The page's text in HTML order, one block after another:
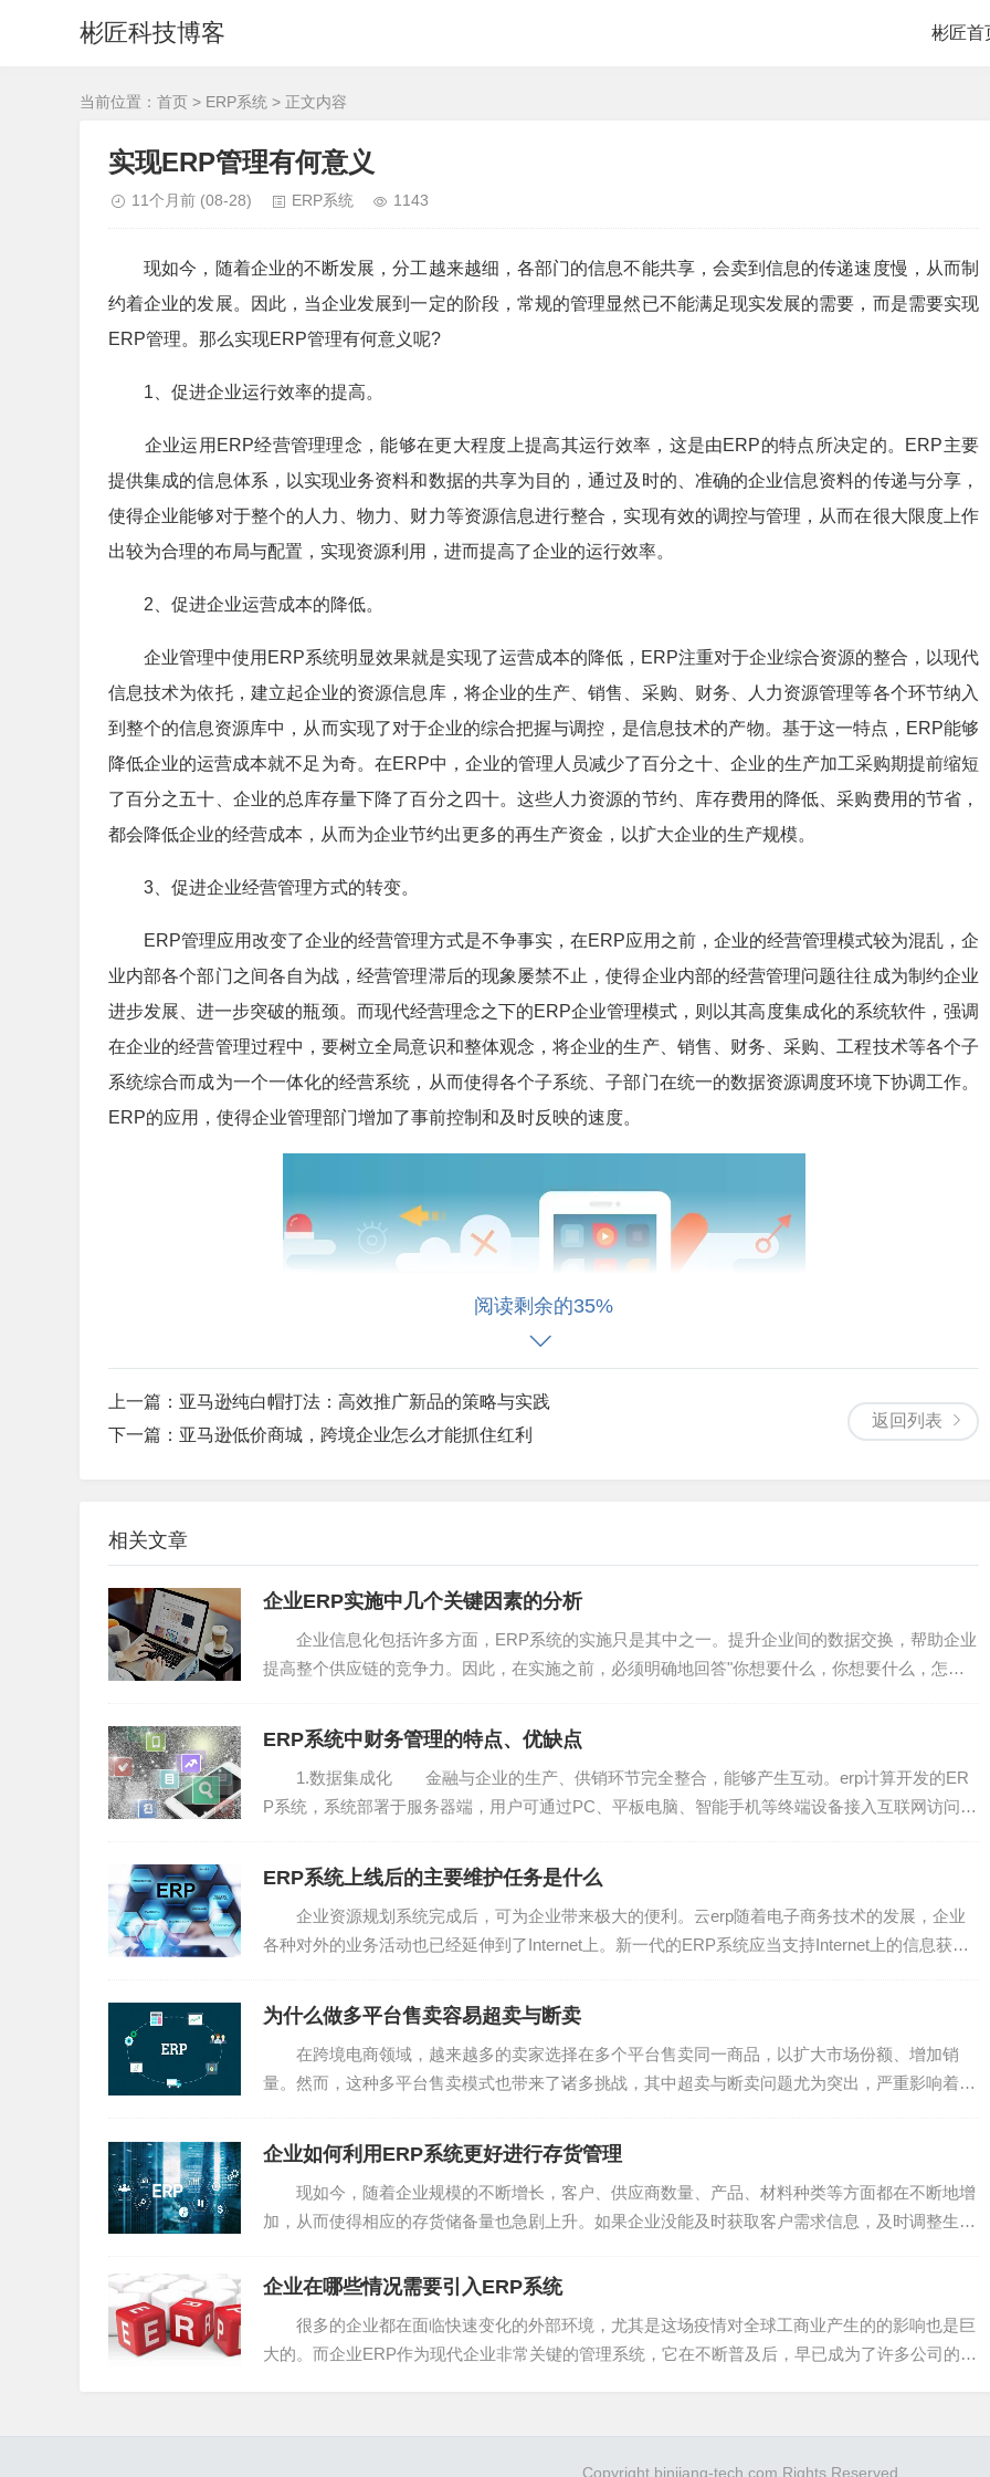
彬匠科技博客 彬匠首
当前位置： 首页 > ERP系统 > 正文内容
实现ERP管理有何意义
11个月前 (08-28) ERP系统 1143
现如今，随着企业的不断发展，分工越来越细，各部门的信息不能共享，会卖到信息的传递速度慢，从而制
约着企业的发展。因此，当企业发展到一定的阶段，常规的管理显然已不能满足现实发展的需要，而是需要实现
ERP管理。那么实现ERP管理有何意义呢?
1、促进企业运行效率的提高。
企业运用ERP经营管理理念，能够在更大程度上提高其运行效率，这是由ERP的特点所决定的。ERP主要
提供集成的信息体系，以实现业务资料和数据的共享为目的，通过及时的、准确的企业信息资料的传递与分享，
使得企业能够对于整个的人力、物力、财力等资源信息进行整合，实现有效的调控与管理，从而在很大限度上作
出较为合理的布局与配置，实现资源利用，进而提高了企业的运行效率。
2、促进企业运营成本的降低。
企业管理中使用ERP系统明显效果就是实现了运营成本的降低，ERP注重对于企业综合资源的整合，以现代
信息技术为依托，建立起企业的资源信息库，将企业的生产、销售、采购、财务、人力资源管理等各个环节纳入
到整个的信息资源库中，从而实现了对于企业的综合把握与调控，是信息技术的产物。基于这一特点，ERP能够
降低企业的运营成本就不足为奇。在ERP中，企业的管理人员减少了百分之十、企业的生产加工采购期提前缩短
了百分之五十、企业的总库存量下降了百分之四十。这些人力资源的节约、库存费用的降低、采购费用的节省，
都会降低企业的经营成本，从而为企业节约出更多的再生产资金，以扩大企业的生产规模。
3、促进企业经营管理方式的转变。
ERP管理应用改变了企业的经营管理方式是不争事实，在ERP应用之前，企业的经营管理模式较为混乱，企
业内部各个部门之间各自为战，经营管理滞后的现象屡禁不止，使得企业内部的经营管理问题往往成为制约企业
进步发展、进一步突破的瓶颈。而现代经营理念之下的ERP企业管理模式，则以其高度集成化的系统软件，强调
在企业的经营管理过程中，要树立全局意识和整体观念，将企业的生产、销售、财务、采购、工程技术等各个子
系统综合而成为一个一体化的经营系统，从而使得各个子系统、子部门在统一的数据资源调度环境下协调工作。
ERP的应用，使得企业管理部门增加了事前控制和及时反映的速度。
4、促进企业的基础管理工作规范化。
在企业的运营管理中，ERP规范和理顺了企业的业务流程，取消了企业在业务处理过程之中的重复劳动现
象，实现了企业业务处理的规范化和标准化。传统的企业经营管理模式注重对于人的控制和管理，为了获得更多
的经济效益，企业往往专注于对于员工的硬性控制与管理，以效益为企业所有的经营管理工作的中心，从而在很
体发展与进步。ERP管理则注重企业以“法治”代替“人治”，注重企业的各个流程与部门的管理的规范化与制度
化，从而在很大程度上降低了企业制度与员工合法利益之间的矛盾，使得企业的基础管理工作能够得到加强了，
也保障了企业的基础管理工作的质量。
综上所述，就是实现ERP管理的意义。ERP是当代信息技术发展之下的产物了，实现了对于企业经营管理的
数据化和信息化，是适应市场经济发展的必然选择。所以，企业要规范化、规模化、国际化，引入ERP管理是必
然的。
阅读剩余的35%
返回列表
上一篇： 亚马逊纯白帽打法：高效推广新品的策略与实践
下一篇： 亚马逊低价商城，跨境企业怎么才能抓住红利
相关文章
企业ERP实施中几个关键因素的分析
企业信息化包括许多方面，ERP系统的实施只是其中之一。提升企业间的数据交换，帮助企业
提高整个供应链的竞争力。因此，在实施之前，必须明确地回答"你想要什么，你想要什么，怎么
ERP系统中财务管理的特点、优缺点
1.数据集成化 金融与企业的生产、供销环节完全整合，能够产生互动。erp计算开发的ER
P系统，系统部署于服务器端，用户可通过PC、平板电脑、智能手机等终端设备接入互联网访问服
ERP系统上线后的主要维护任务是什么
企业资源规划系统完成后，可为企业带来极大的便利。云erp随着电子商务技术的发展，企业
各种对外的业务活动也已经延伸到了Internet上。新一代的ERP系统应当支持Internet上的信息获取
为什么做多平台售卖容易超卖与断卖
在跨境电商领域，越来越多的卖家选择在多个平台售卖同一商品，以扩大市场份额、增加销
量。然而，这种多平台售卖模式也带来了诸多挑战，其中超卖与断卖问题尤为突出，严重影响着卖
企业如何利用ERP系统更好进行存货管理
现如今，随着企业规模的不断增长，客户、供应商数量、产品、材料种类等方面都在不断地增
加，从而使得相应的存货储备量也急剧上升。如果企业没能及时获取客户需求信息，及时调整生产
企业在哪些情况需要引入ERP系统
很多的企业都在面临快速变化的外部环境，尤其是这场疫情对全球工商业产生的的影响也是巨
大的。而企业ERP作为现代企业非常关键的管理系统，它在不断普及后，早已成为了许多公司的核
Copyright binjiang-tech.com Rights Reserved.